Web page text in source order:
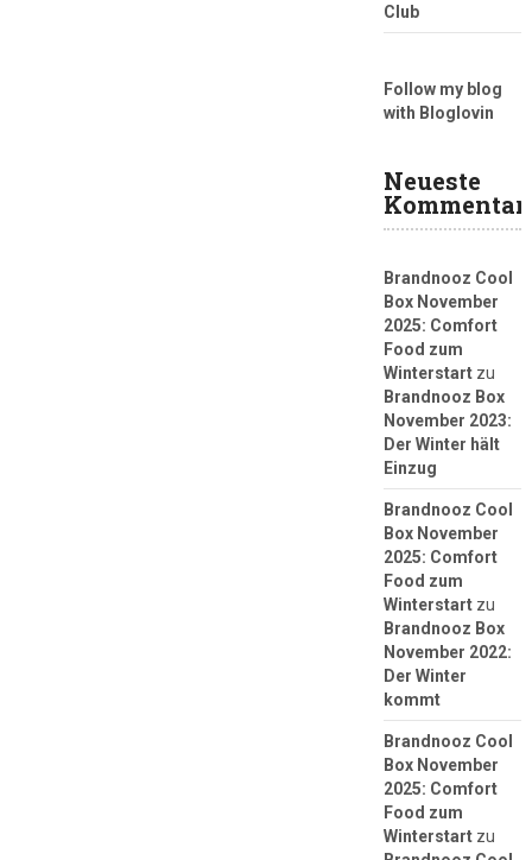
Club
Follow my blog
with Bloglovin
Neueste
Brandnooz Cool
Box November
2025: Comfort
Food zum
Winterstartzu
Brandnooz Box
November 2023:
Der Winter hält
Einzug
Brandnooz Cool
Box November
2025: Comfort
Food zum
Winterstartzu
Brandnooz Box
November 2022:
Der Winter
kommt
Brandnooz Cool
Box November
2025: Comfort
Food zum
Winterstartzu